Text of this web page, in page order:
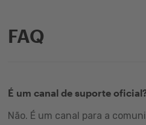
FAQ
É um canal de suporte
Não. É um canal para a